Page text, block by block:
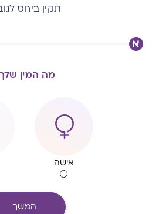
תקין ביחס
מה המין
אישה
המשך